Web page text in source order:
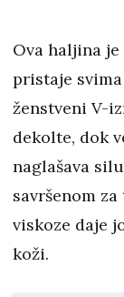
Ova haljina
pristaje
ženstveni V-
dekolte, dok
naglašava
savršenom
viskoze daje
koži.